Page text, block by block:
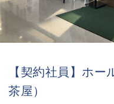
【契約社員】ホー
茶屋）